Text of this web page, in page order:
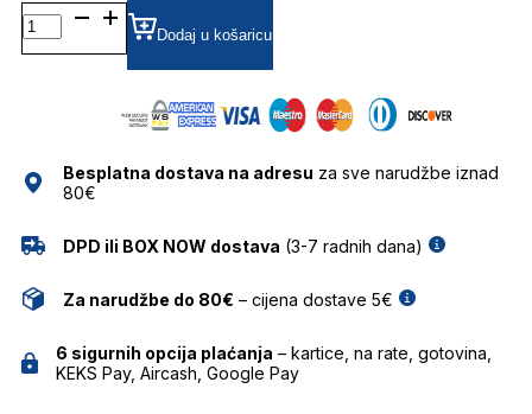
TH1982 DIOPTRIJSKI
OKVIRI
TOMMY
Dodaj u košaricu
Besplatna dostava na adresu za sve narudžbe iznad
80€
DPD ili BOX NOW dostava (3-7 radnih dana)
Za narudžbe do 80€ – cijena dostave 5€
6 sigurnih opcija plaćanja – kartice, na rate, gotovina,
KEKS Pay, Aircash, Google Pay